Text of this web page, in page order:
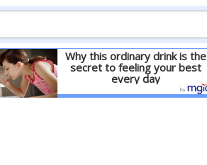
Why this ordinary drink is the
secret to feeling your best
every day